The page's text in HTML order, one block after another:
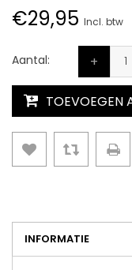
€29,95 Incl. btw
Aantal: +
TOEVOEGEN
INFORMATIE